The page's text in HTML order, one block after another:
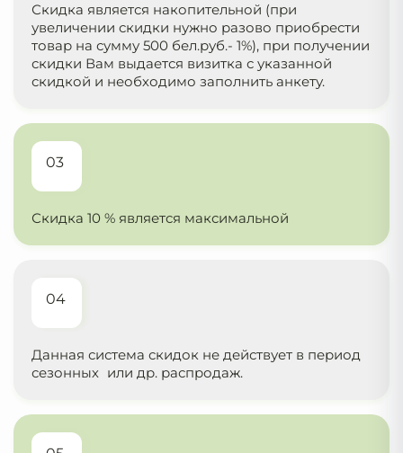
Скидка является накопительной (при
увеличении скидки нужно разово приобрести
товар на сумму 500 бел.руб.- 1%), при получении
скидки Вам выдается визитка с указанной
скидкой и необходимо заполнить анкету.
03
Скидка 10 % является максимальной
04
Данная система скидок не действует в период
сезонных или др. распродаж.